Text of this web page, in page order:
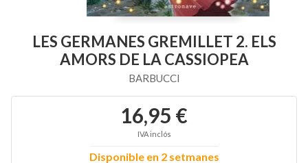
LES GERMANES GREMILLET 2. ELS
AMORS DE LA CASSIOPEA
BARBUCCI
16,95 €
IVA inclós
Disponible en 2 setmanes